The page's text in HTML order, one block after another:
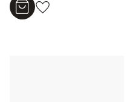
Aggiungi al carrello